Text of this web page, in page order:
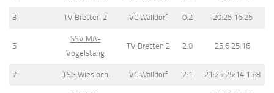
3 TV Bretten 2 VC Walldorf 0:2 20:25 16:25
5
SSV MA-
Vogelstang
TV Bretten 2 2:0 25:6 25:16
7 TSG Wiesloch VC Walldorf 2:1 21:25 25:14 15:8